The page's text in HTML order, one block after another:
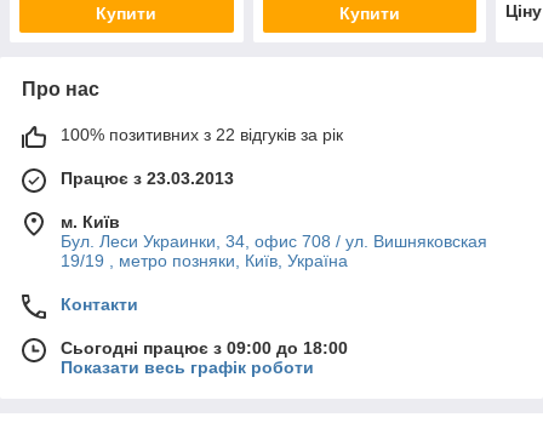
Купити Купити
Про нас
100% позитивних з 22 відгуків за рік
Працює з 23.03.2013
м. Київ
Бул. Леси Украинки, 34, офис 708 / ул. Вишняковская
19/19 , метро позняки, Київ, Україна
Контакти
Сьогодні працює з 09:00 до 18:00
Показати весь графік роботи